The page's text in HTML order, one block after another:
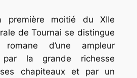
première moitié du XIIe
de Tournai se distingue
d’une ampleur
par la grande richesse
chapiteaux et par un